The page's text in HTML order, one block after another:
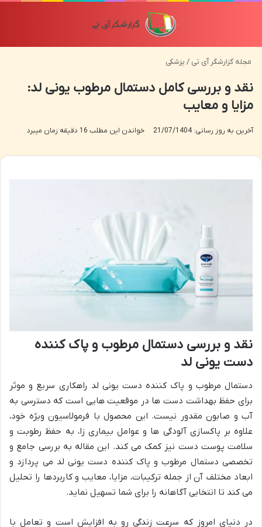
مجله گزارشگر آی تی / پزشکی
نقد و بررسی کامل دستمال مرطوب یونی لد:
مزایا و معایب
آخرین به روز رسانی: 21/07/1404 خواندن این مطلب 16 دقیقه زمان میبرد
نقد و بررسی دستمال مرطوب و پاک کننده
دست یونی لد
دستمال مرطوب و پاک کننده دست یونی لد راهکاری سریع و موثر
برای حفظ بهداشت دست ها در موقعیت هایی است که دسترسی به
آب و صابون مقدور نیست. این محصول با فرمولاسیون ویژه خود،
علاوه بر پاکسازی آلودگی ها و عوامل بیماری زا، به حفظ رطوبت و
سلامت پوست دست نیز کمک می کند. این مقاله به بررسی جامع و
تخصصی دستمال مرطوب و پاک کننده دست یونی لد می پردازد و
ابعاد مختلف آن از جمله ترکیبات، مزایا، معایب و کاربردها را تحلیل
می کند تا انتخابی آگاهانه را برای شما تسهیل نماید.
در دنیای امروز که سرعت زندگی رو به افزایش است و تعامل با